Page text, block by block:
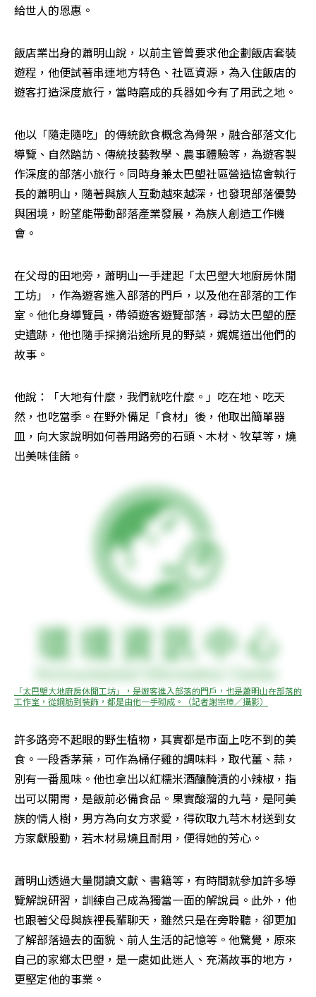
給世人的恩惠。
飯店業出身的蕭明山說，以前主管曾要求他企劃飯店套裝
遊程，他便試著串連地方特色、社區資源，為入住飯店的
遊客打造深度旅行，當時磨成的兵器如今有了用武之地。
他以「隨走隨吃」的傳統飲食概念為骨架，融合部落文化
導覽、自然踏訪、傳統技藝教學、農事體驗等，為遊客製
作深度的部落小旅行。同時身兼太巴塱社區營造協會執行
長的蕭明山，隨著與族人互動越來越深，也發現部落優勢
與困境，盼望能帶動部落產業發展，為族人創造工作機
會。
在父母的田地旁，蕭明山一手建起「太巴塱大地廚房休閒
工坊」，作為遊客進入部落的門戶，以及他在部落的工作
室。他化身導覽員，帶領遊客遊覽部落，尋訪太巴塱的歷
史遺跡，他也隨手採摘沿途所見的野菜，娓娓道出他們的
故事。
他說：「大地有什麼，我們就吃什麼。」吃在地、吃天
然，也吃當季。在野外備足「食材」後，他取出簡單器
皿，向大家說明如何善用路旁的石頭、木材、牧草等，燒
出美味佳餚。
「太巴塱大地廚房休閒工坊」，是遊客進入部落的門戶，也是蕭明山在部落的
工作室，從鋼筋到裝飾，都是由他一手砌成。（記者謝宗璋／攝影）
許多路旁不起眼的野生植物，其實都是市面上吃不到的美
食。一段香茅葉，可作為桶仔雞的調味料，取代薑、蒜，
別有一番風味。他也拿出以紅糯米酒釀醃漬的小辣椒，指
出可以開胃，是飯前必備食品。果實酸溜的九芎，是阿美
族的情人樹，男方為向女方求愛，得砍取九芎木材送到女
方家獻殷勤，若木材易燒且耐用，便得她的芳心。
蕭明山透過大量閱讀文獻、書籍等，有時間就參加許多導
覽解說研習，訓練自己成為獨當一面的解說員。此外，他
也跟著父母與族裡長輩聊天，雖然只是在旁聆聽，卻更加
了解部落過去的面貌、前人生活的記憶等。他驚覺，原來
自己的家鄉太巴塱，是一處如此迷人、充滿故事的地方，
更堅定他的事業。